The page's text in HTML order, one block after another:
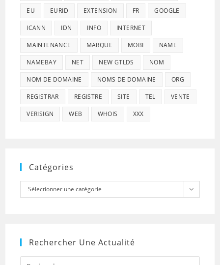
EU EURID EXTENSION FR GOOGLE
ICANN IDN INFO INTERNET
MAINTENANCE MARQUE MOBI NAME
NAMEBAY NET NEW GTLDS NOM
NOM DE DOMAINE NOMS DE DOMAINE ORG
REGISTRAR REGISTRE SITE TEL VENTE
VERISIGN WEB WHOIS XXX
Catégories
Catégories
Sélectionner une catégorie
Rechercher Une Actualité
Press